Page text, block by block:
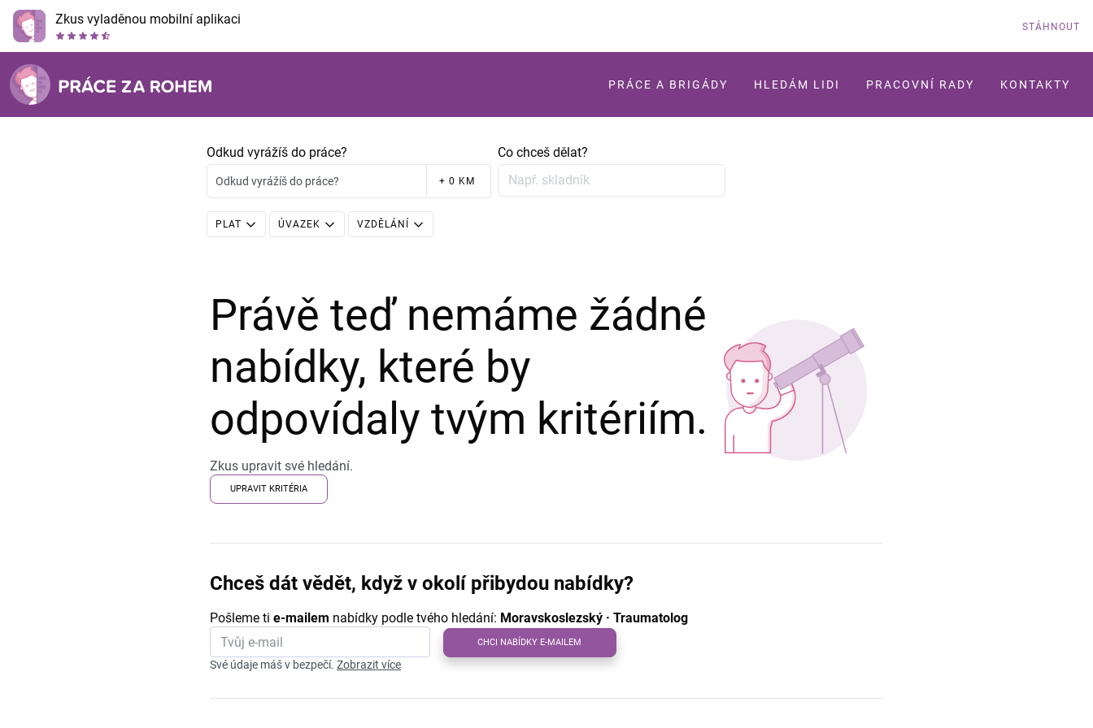
Zkus vyladěnou mobilní aplikaci STÁHNOUT
PRÁCE A BRIGÁDY HLEDÁM LIDI PRACOVNÍ RADY KONTAKTY
Odkud vyrážíš do práce?
Odkud vyrážíš do práce? + 0 KM
Co chceš dělat?
PLAT ÚVAZEK VZDĚLÁNÍ
Právě teď nemáme žádné
nabídky, které by
odpovídaly tvým kritériím.
Zkus upravit své hledání.
UPRAVIT KRITÉRIA
Chceš dát vědět, když v okolí přibydou nabídky?
Pošleme ti e-mailem nabídky podle tvého hledání: Moravskoslezský · Traumatolog
CHCI NABÍDKY E-MAILEM
Své údaje máš v bezpečí. Zobrazit více